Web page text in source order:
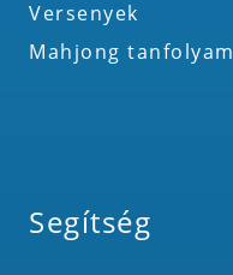
Versenyek
Mahjong tanfolyam
Segítség